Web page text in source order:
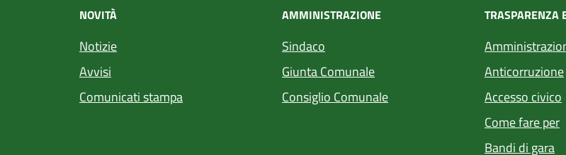
NOVITÀ
Notizie
Avvisi
Comunicati stampa
AMMINISTRAZIONE
Sindaco
Giunta Comunale
Consiglio Comunale
TRASPARENZA
Anticorruzione
Accesso civico
Come fare per
Bandi di gara